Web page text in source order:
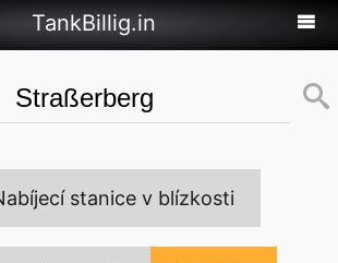
TankBillig.in
stanice v blízkosti